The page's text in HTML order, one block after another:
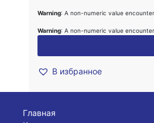
Warning: A non-numeric value
Warning: A non-numeric value
В избранное
Главная